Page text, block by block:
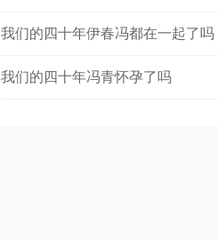
我们的四十年伊春冯都在一起了吗
我们的四十年冯青怀孕了吗